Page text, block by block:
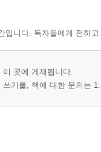
사회봉사 실천방법론
법론의 또 다른 기초로
145
사회적 목회(social
입니다. 독자들에게 전하
곳에 게재됩니다.
쓰기를, 책에 대한 문의는